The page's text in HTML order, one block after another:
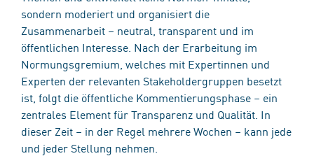
sondern moderiert und organisiert die
Zusammenarbeit – neutral, transparent und im
öffentlichen Interesse. Nach der Erarbeitung im
Normungsgremium, welches mit Expertinnen und
Experten der relevanten Stakeholdergruppen besetzt
ist, folgt die öffentliche Kommentierungsphase – ein
zentrales Element für Transparenz und Qualität. In
dieser Zeit – in der Regel mehrere Wochen – kann jede
und jeder Stellung nehmen.